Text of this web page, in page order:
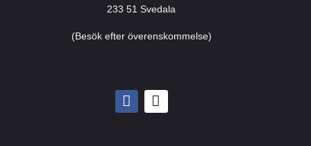
233 51 Svedala
(Besök efter överenskommelse)